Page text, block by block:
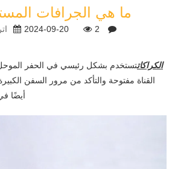
ما هي الجرافات
2024-09-20 2
الكراكاتتستخدم بشكل رئيسي في الحفر الموحل
القناة مفتوحة والتأكد من مرور السفن
أيضًا